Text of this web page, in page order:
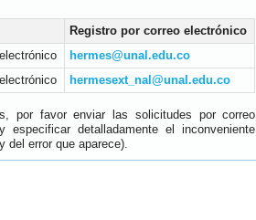
Registro por correo electrónico
hermes@unal.edu.co
hermesext_nal@unal.edu.co
por favor enviar las solicitudes por correo
detalladamente el inconveniente
del error que aparece).